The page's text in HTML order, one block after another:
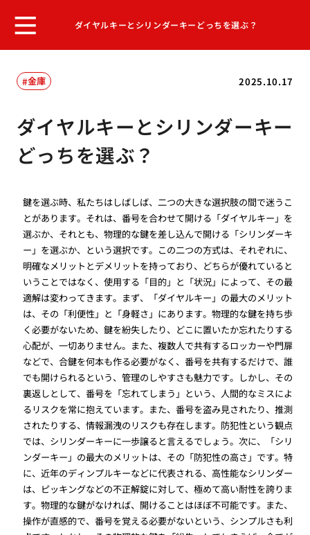
ダイヤルキーとシリンダーキーどっちを選ぶ？
2025.10.17
金庫
ダイヤルキーとシリンダーキー
どっちを選ぶ？
鍵を選ぶ時、私たちはしばしば、二つの大きな選択肢の間で迷うこ
とがあります。それは、番号を合わせて開ける「ダイヤルキー」を
選ぶか、それとも、物理的な鍵を差し込んで開ける「シリンダーキ
ー」を選ぶか、という選択です。この二つの方式は、それぞれに、
明確なメリットとデメリットを持っており、どちらが優れていると
いうことではなく、使用する「目的」と「状況」によって、その最
適解は変わってきます。まず、「ダイヤルキー」の最大のメリット
は、その「利便性」と「身軽さ」にあります。物理的な鍵を持ち歩
く必要がないため、鍵を紛失したり、どこに置いたか忘れたりする
心配が、一切ありません。また、複数人で共有するロッカーや門扉
などで、合鍵を何本も作る必要がなく、番号を共有するだけで、誰
でも開けられるという、管理のしやすさも魅力です。しかし、その
裏返しとして、番号を「忘れてしまう」という、人間的なミスによ
るリスクを常に抱えています。また、番号を盗み見されたり、推測
されたりする、情報漏洩のリスクも存在します。防犯性という観点
では、シリンダーキーに一歩譲ると言えるでしょう。次に、「シリ
ンダーキー」の最大のメリットは、その「防犯性の高さ」です。特
に、近年のディンプルキーなどに代表される、高性能なシリンダー
は、ピッキングなどの不正解錠に対して、極めて高い耐性を誇りま
す。物理的な鍵がなければ、開けることはほぼ不可能です。また、
操作が直感的で、番号を覚える必要がないという、シンプルさも利